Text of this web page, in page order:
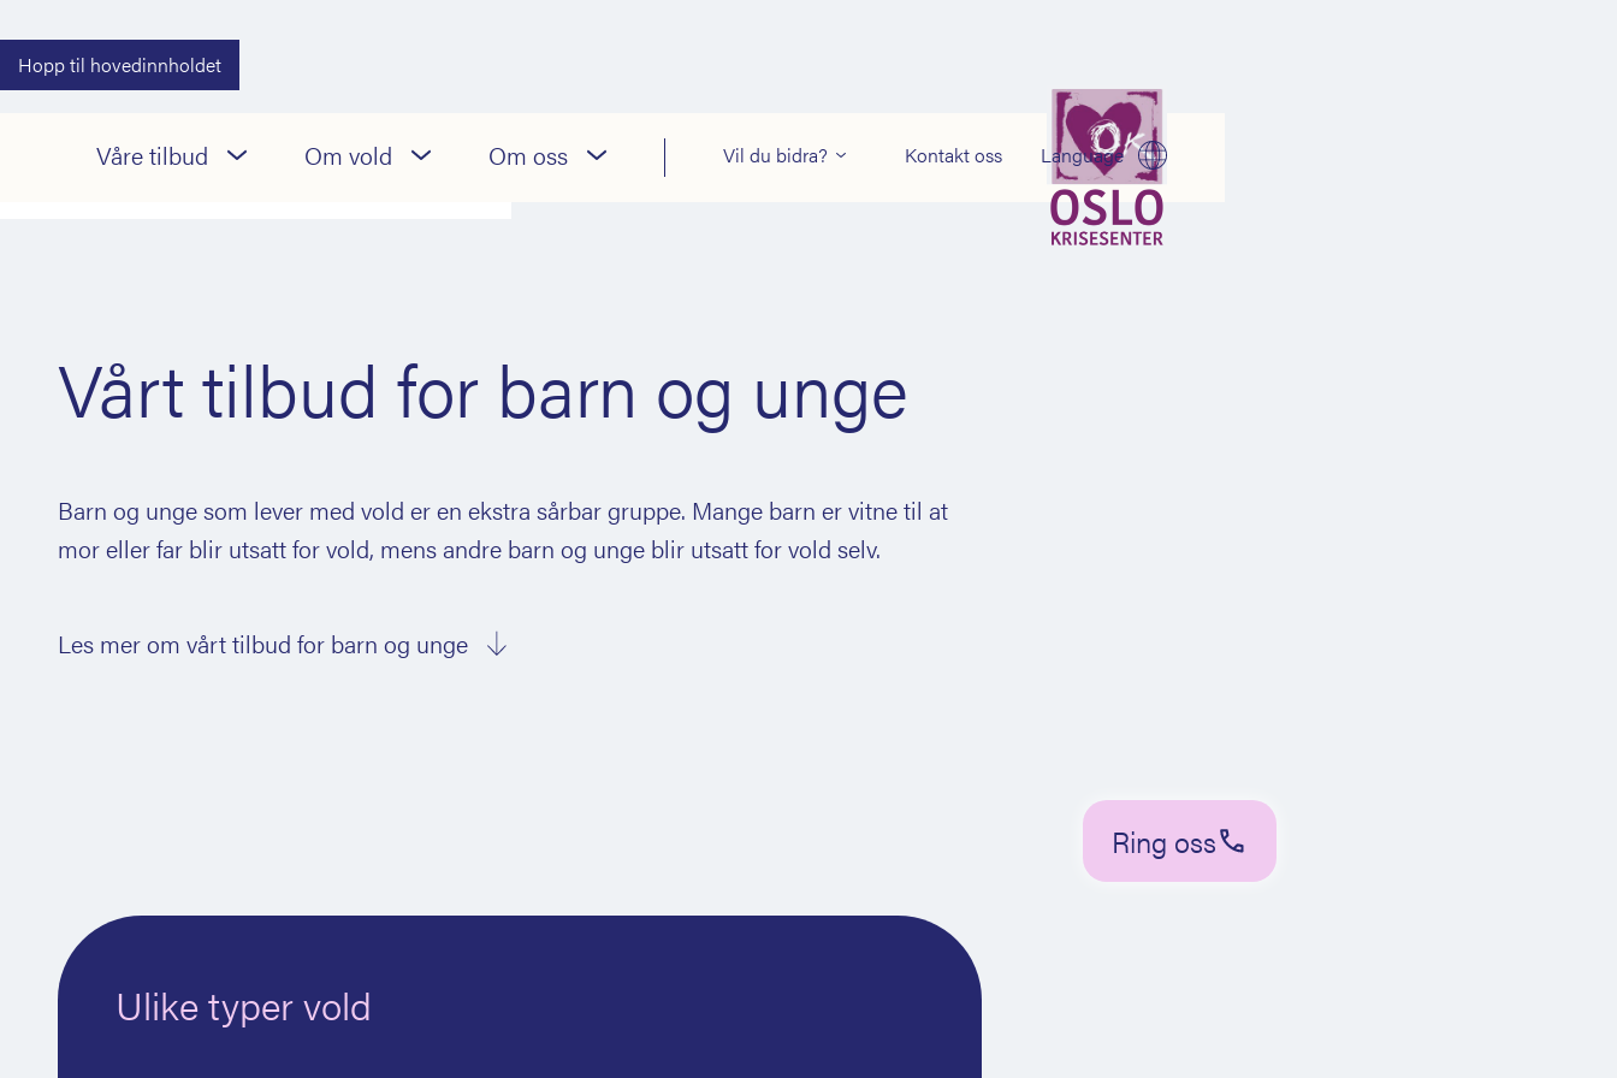
Hopp til hovedinnholdet
Våre tilbud Om vold Om oss Vil du bidra? Kontakt oss Language
Røm til VG 22 48 03 80
Vårt tilbud for barn og unge
Barn og unge som lever med vold er en ekstra sårbar gruppe. Mange barn er vitne til at
mor eller far blir utsatt for vold, mens andre barn og unge blir utsatt for vold selv.
Les mer om vårt tilbud for barn og unge
Ring oss
Ulike typer vold